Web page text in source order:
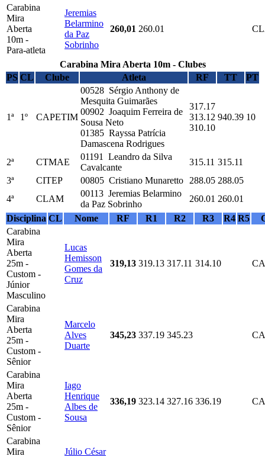
Carabina
Mira
Aberta
10m -
Para-atleta
Jeremias
Belarmino
da Paz
Sobrinho
260,01 260.01
Carabina Mira Aberta 10m - Clubes
PS CL Clube Atleta RF TT PT
1ª 1º CAPETIM
00528 Sérgio Anthony de
Mesquita Guimarães
00902 Joaquim Ferreira de
Sousa Neto
01385 Rayssa Patrícia
Damascena Rodrigues
317.17
313.12
310.10
940.39 10
2ª CTMAE
01191 Leandro da Silva
Cavalcante
315.11 315.11
3ª
CITEP 00805 Cristiano Munaretto 288.05 288.05
4ª
CLAM
00113 Jeremias Belarmino
da Paz Sobrinho
260.01 260.01
Disciplina CL Nome RF R1 R2 R3 R4 R5
Carabina
Mira
Aberta
25m -
Custom -
Júnior
Masculino
Lucas
Hemisson
Gomes da
Cruz
319,13 319.13 317.11 314.10
Carabina
Mira
Aberta
25m -
Custom -
Sênior
Marcelo
Alves
Duarte
345,23 337.19 345.23
Carabina
Mira
Aberta
25m -
Custom -
Sênior
Iago
Henrique
Albes de
Sousa
336,19 323.14 327.16 336.19
Carabina
Mira
Júlio César